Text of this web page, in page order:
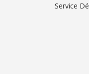
Service